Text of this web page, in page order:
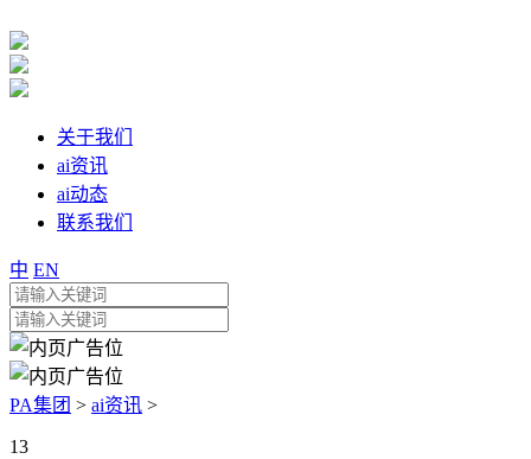
关于我们
ai资讯
ai动态
联系我们
中 EN
PA集团 > ai资讯 >
13